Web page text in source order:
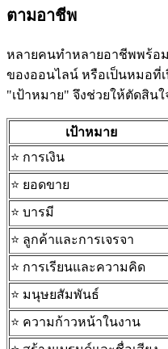
ตามอาชีพ
หลายคนทำหลายอาชีพพร้อ
ของออนไลน์ หรือเป็นหมอที่
"เป้าหมาย" จึงช่วยให้ตัดสิน
เป้าหมาย
⭐️ การเงิน
⭐️ ยอดขาย
⭐️ บารมี
⭐️ ลูกค้าและการเจรจา
⭐️ การเรียนและความคิด
⭐️ มนุษยสัมพันธ์
⭐️ ความก้าวหน้าในงาน